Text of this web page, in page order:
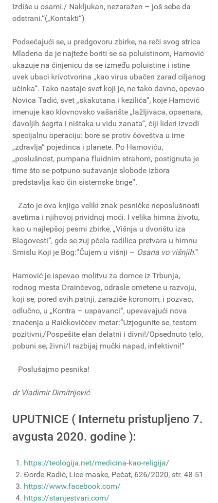
Izdiše u osami./ Nakljukan, nezaražen – još sebe da
odstrani.“(„Kontakti“)
Podsećajući se, u predgovoru zbirke, na reči svog strica
Mladena da je najteže boriti se sa poluistinom, Hamović
ukazuje na činjenicu da se između poluistine i istine
uvek ubaci krivotvorina „kao virus ubačen zarad ciljanog
učinka“. Tako nastaje svet koji je, ne tako davno, opevao
Novica Tadić, svet „skakutana i kezilića“, koje Hamović
imenuje kao klovnovsko vašarište „lažljivaca, opsenara,
đavoljih šegrta i ništaka u vidu zanata“, čiji lideri izvodi
specijalnu operaciju: bore se protiv čoveštva u ime
„zdravlja“ pojedinca i planete. Po Hamoviću,
„poslušnost, pumpana fluidnim strahom, postignuta je
time što se potpuno sužavanje slobode izbora
predstavlja kao čin sistemske brige“.
Zato je ova knjiga veliki znak pesničke neposlušnosti
avetima i njihovoj prividnoj moći. I velika himna životu,
kao u najlepšoj pesmi zbirke, „Višnja u dvorištu iza
Blagovesti“, gde se zuj pčela radilica pretvara u himnu
Smislu Koji je Bog:“Čujem u višnji – Osana vo višnjih.“
Hamović je ispevao molitvu za domce iz Trbunja,
rodnog mesta Drainčevog, odrasle ometene u razvoju,
koji se, pored svih patnji, zaraziše koronom, i pozvao,
odlučno, u „Kontra – uspavanci“, upevavajući nova
značenja u Raičkovičćev metar:“Uzjogunite se, testom
pozitivni,/Pospešite elan delatni i divni!/Opsednuto telo,
pobuni se, živni/I razbijaj mučki napad, infektivni!“
Poslušajmo pesnika!
dr Vladimir Dimitrijević
UPUTNICE ( Internetu pristupljeno 7.
avgusta 2020. godine ):
https://teologija.net/medicina-kao-religija/
Đorđe Radić, Lice maske, Pečat, 626/2020, str. 48-51
https://www.facebook.com/
https://stanjestvari.com/